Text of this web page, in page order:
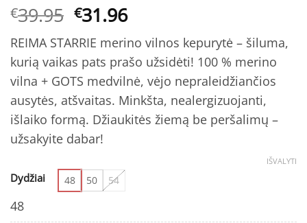
€39.95 Original
price
was:
€39.95.
€31.96Current
price
is:
€31.96.
REIMA STARRIE merino vilnos kepurytė – šiluma,
kurią vaikas pats prašo užsidėti! 100 % merino
vilna + GOTS medvilnė, vėjo nepraleidžiančios
ausytės, atšvaitas. Minkšta, nealergizuojanti,
išlaiko formą. Džiaukitės žiemą be peršalimų –
užsakyite dabar!
Dydžiai 48 50 54
IŠVALYTI
48